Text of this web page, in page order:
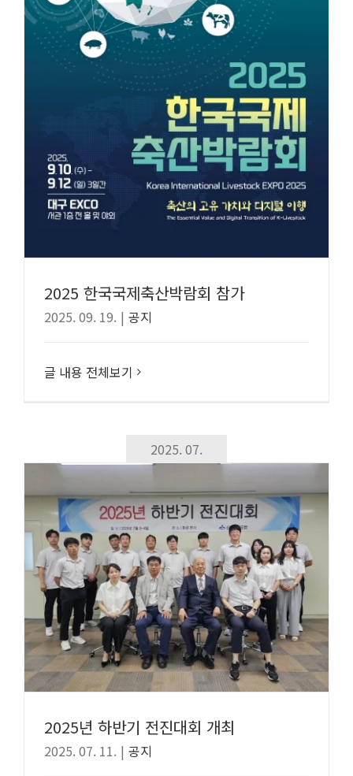
2025 한국국제축산박람회 참가
2025. 09. 19. | 공지
글 내용 전체보기
2025. 07.
2025년 하반기 전진대회 개최
2025. 07. 11. | 공지